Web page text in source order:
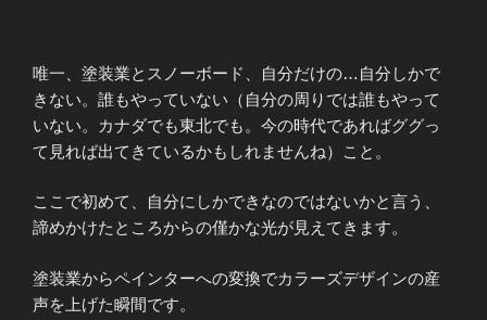
唯一、塗装業とスノーボード、自分だけの…自分しかで
きない。誰もやっていない（自分の周りでは誰もやって
いない。カナダでも東北でも。今の時代であればググっ
て見れば出てきているかもしれませんね）こと。
ここで初めて、自分にしかできなのではないかと言う、
諦めかけたところからの僅かな光が見えてきます。
塗装業からペインターへの変換でカラーズデザインの産
声を上げた瞬間です。